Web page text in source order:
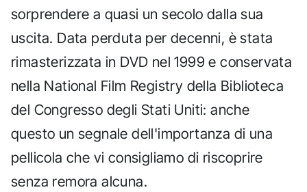
sorprendere a quasi un secolo dalla sua
uscita. Data perduta per decenni, è stata
rimasterizzata in DVD nel 1999 e conservata
nella National Film Registry della Biblioteca
del Congresso degli Stati Uniti: anche
questo un segnale dell'importanza di una
pellicola che vi consigliamo di riscoprire
senza remora alcuna.